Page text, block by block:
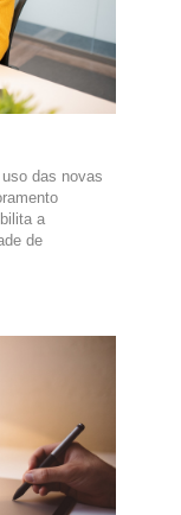
das novas
a
de